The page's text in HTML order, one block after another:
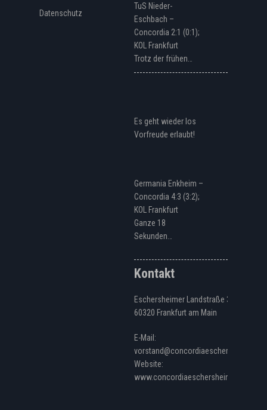
Datenschutz
TuS Nieder-
Eschbach –
Concordia 2:1 (0:1);
KOL Frankfurt
Trotz der frühen…
Es geht wieder los
Vorfreude erlaubt!
Germania Enkheim –
Concordia 4:3 (3:2);
KOL Frankfurt
Ganze 18
Sekunden…
Kontakt
Eschersheimer Landstraße 328
60320 Frankfurt am Main
E-Mail:
vorstand@concordiaeschersheim.de
Website:
www.concordiaeschersheim.de